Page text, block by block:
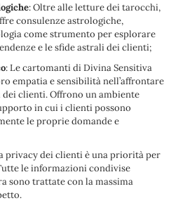
: Oltre alle letture dei tarocchi,
consulenze astrologiche,
come strumento per esplorare
e le sfide astrali dei clienti;
: Le cartomanti di Divina Sensitiva
empatia e sensibilità nell’affrontare
clienti. Offrono un ambiente
in cui i clienti possono
le proprie domande e
privacy dei clienti è una priorità per
le informazioni condivise
sono trattate con la massima